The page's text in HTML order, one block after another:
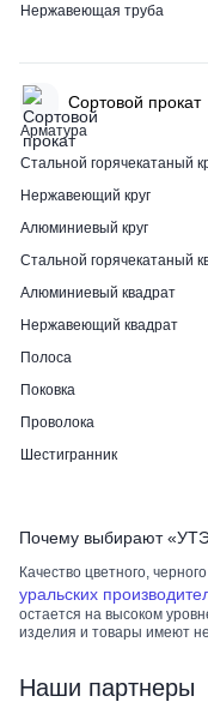
Нержавеющая труба
Сортовой прокат
Арматура
Стальной горячекатаный
Нержавеющий круг
Алюминиевый круг
Стальной горячекатаный
Алюминиевый квадрат
Нержавеющий квадрат
Полоса
Поковка
Проволока
Шестигранник
Почему выбирают
Качество цветного,
уральских
остается на высоком
изделия и товары имеют
Наши партнеры